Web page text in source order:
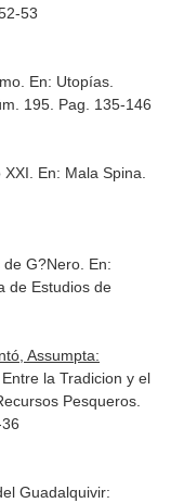
53
En: Utopías.
195. Pag. 135-146
En: Mala Spina
G?Nero. En:
de Estudios de
Assumpta:
la Tradicion y el
Pesqueros.
Guadalquivir: